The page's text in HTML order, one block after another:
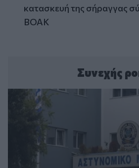
κατασκευή της σήραγγας
ΒΟΑΚ
Συνεχής